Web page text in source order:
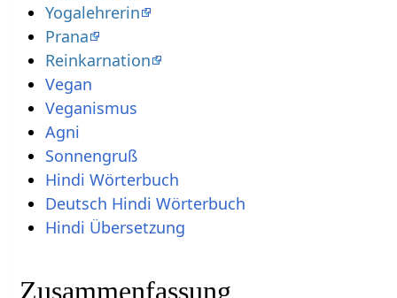
Yogalehrerin
Prana
Reinkarnation
Vegan
Veganismus
Agni
Sonnengruß
Hindi Wörterbuch
Deutsch Hindi Wörterbuch
Hindi Übersetzung
Zusammenfassung